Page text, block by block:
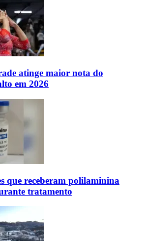
atinge maior nota do
em 2026
que receberam polilaminina
tratamento